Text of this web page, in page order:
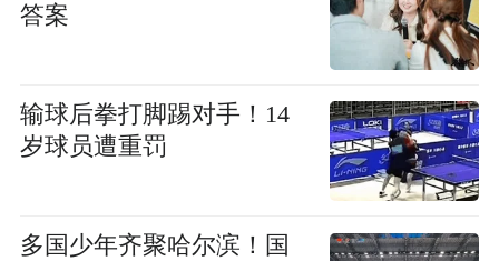
答案
输球后拳打脚踢对手！14
岁球员遭重罚
多国少年齐聚哈尔滨！国